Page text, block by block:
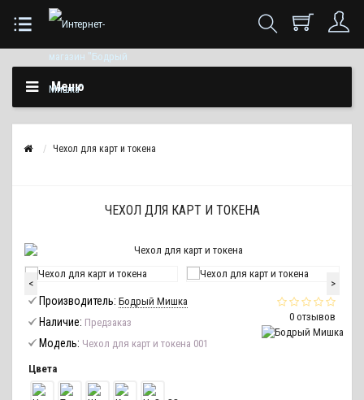
Меню
Чехол для карт и токена
ЧЕХОЛ ДЛЯ КАРТ И ТОКЕНА
< >
0 отзывов
Производитель: Бодрый Мишка
Наличие: Предзаказ
Модель: Чехол для карт и токена 001
Цвета